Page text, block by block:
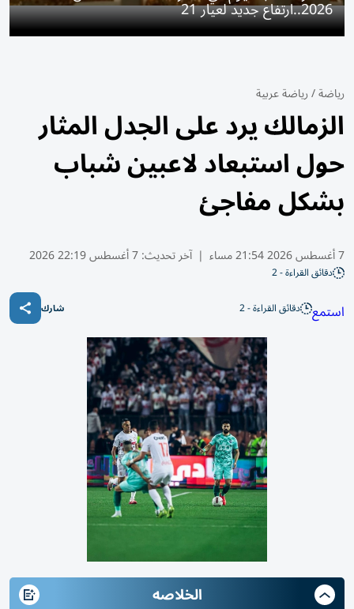
2026..ارتفاع جديد لعيار 21
رياضة/رياضة عربية
الزمالك يرد على الجدل المثار
حول استبعاد لاعبين شباب
بشكل مفاجئ
7 أغسطس 2026 21:54 مساء | آخر تحديث:7 أغسطس 22:19 2026
دقائق القراءة - 2
استمع دقائق القراءة - 2 شارك
الخلاصه